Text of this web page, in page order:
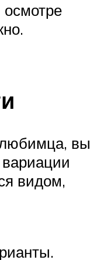
вы
видом,